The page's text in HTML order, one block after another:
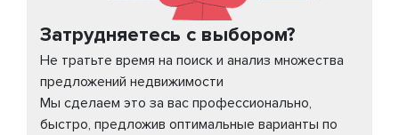
Затрудняетесь с выбором?
Не тратьте время на поиск и анализ множества
предложений недвижимости
Мы сделаем это за вас профессионально,
быстро, предложив оптимальные варианты по